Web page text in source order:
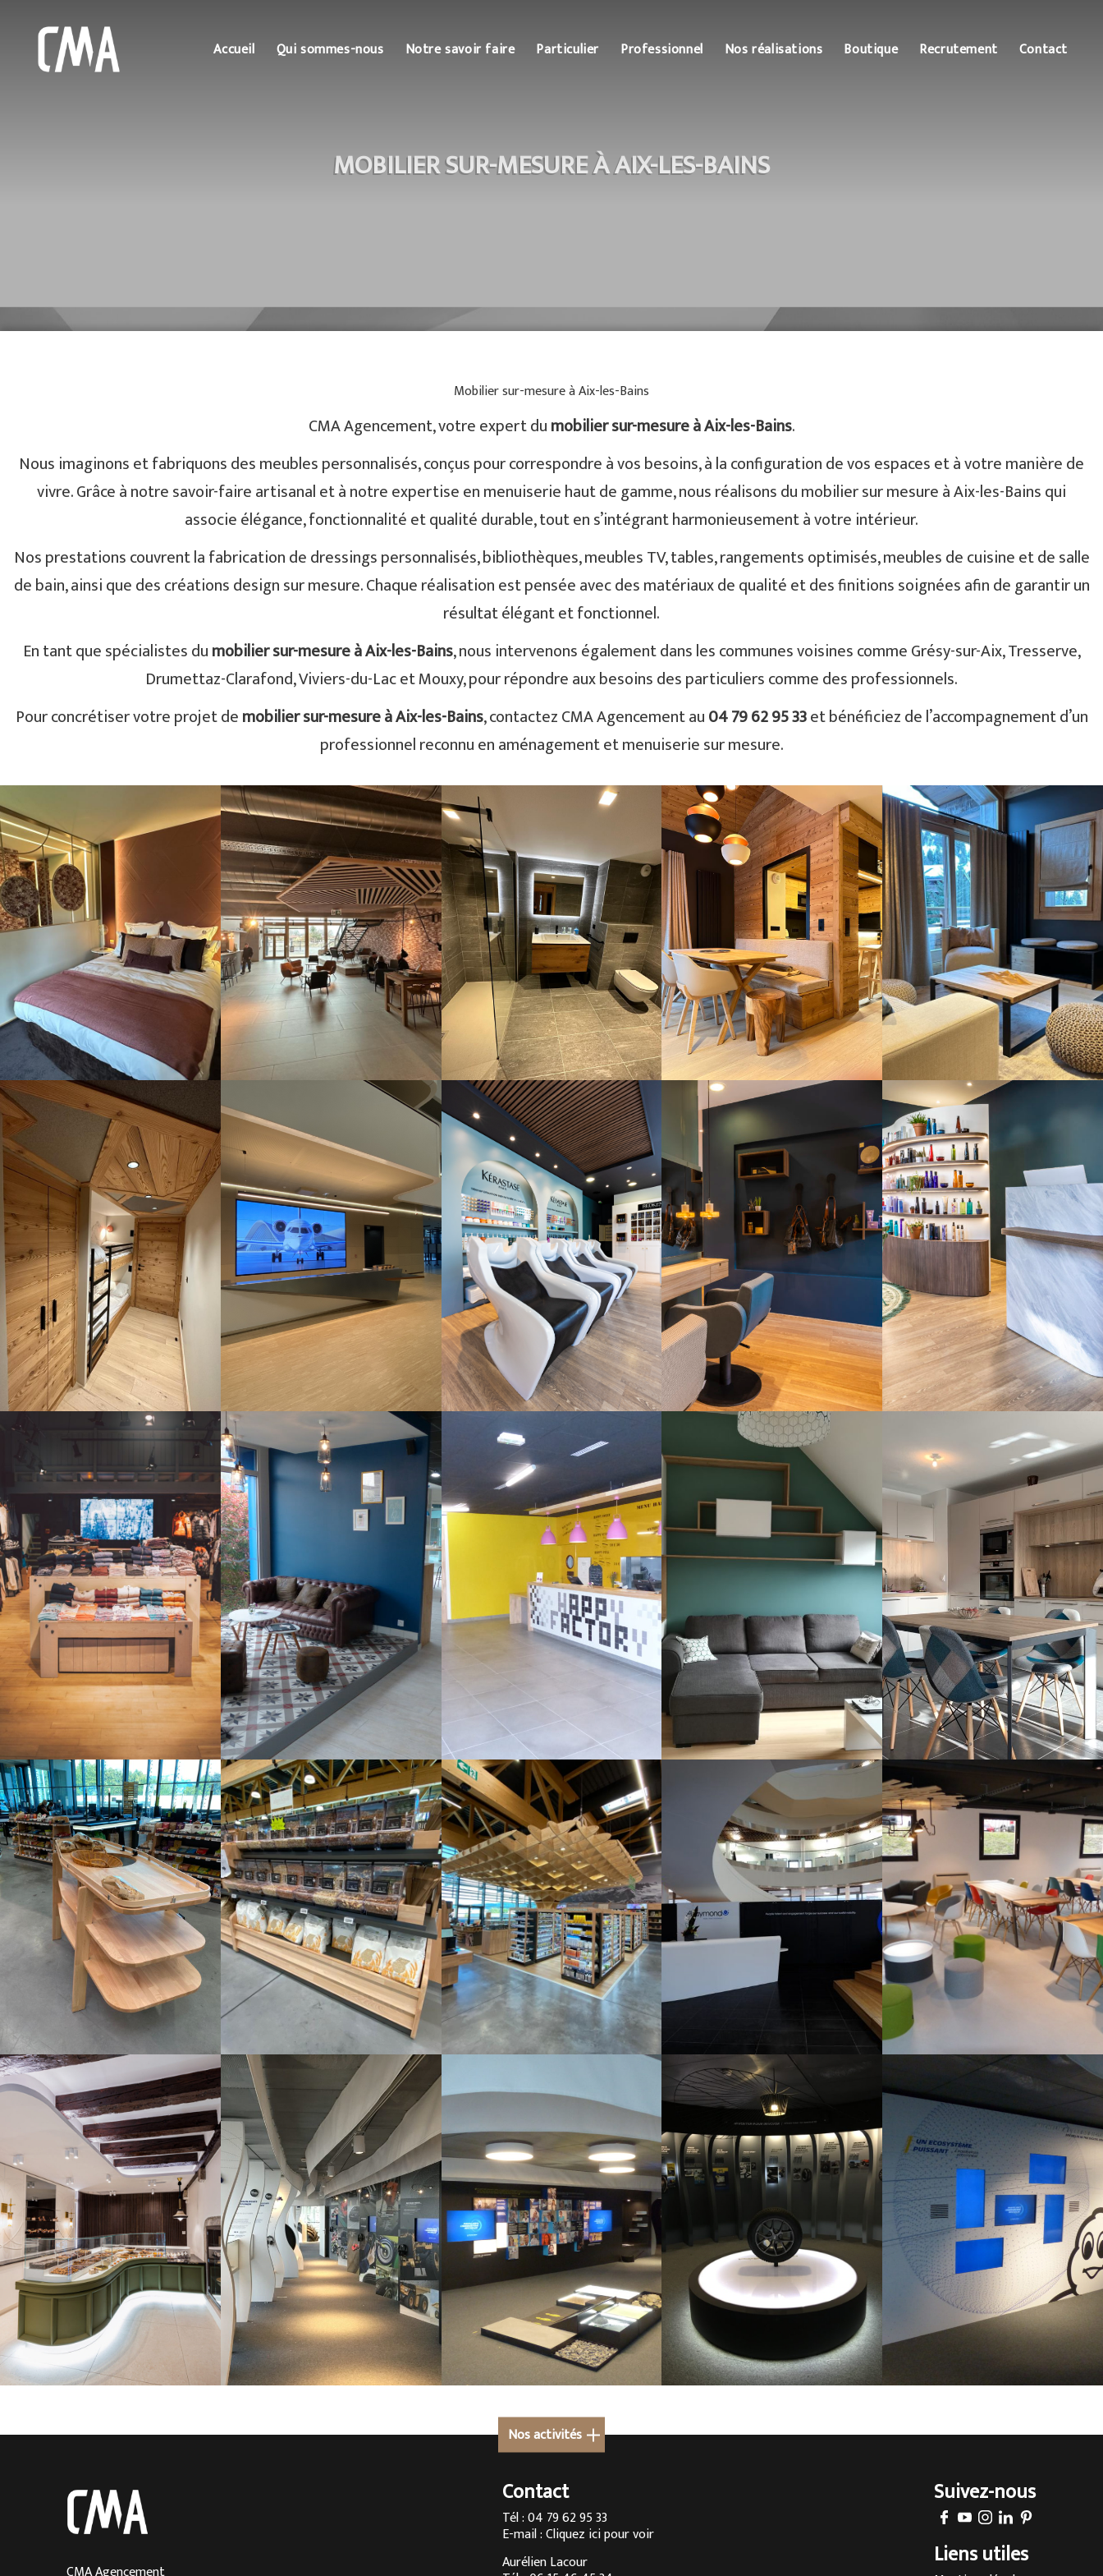
Accueil Qui sommes-nous Notre savoir faire Particulier Professionnel Nos réalisations Boutique Recrutement Contact
MOBILIER SUR-MESURE À AIX-LES-BAINS
Mobilier sur-mesure à Aix-les-Bains
CMA Agencement, votre expert dumobilier sur-mesure à Aix-les-Bains.
Nous imaginons et fabriquons des meubles personnalisés, conçus pour correspondre à vos besoins, à la configuration de vos espaces et à votre manière de
vivre. Grâce à notre savoir-faire artisanal et à notre expertise en menuiserie haut de gamme, nous réalisons du mobilier sur mesure à Aix-les-Bains qui
associe élégance, fonctionnalité et qualité durable, tout en s’intégrant harmonieusement à votre intérieur.
Nos prestations couvrent la fabrication de dressings personnalisés, bibliothèques, meubles TV, tables, rangements optimisés, meubles de cuisine et de salle
de bain, ainsi que des créations design sur mesure. Chaque réalisation est pensée avec des matériaux de qualité et des finitions soignées afin de garantir un
résultat élégant et fonctionnel.
En tant que spécialistes dumobilier sur-mesure à Aix-les-Bains, nous intervenons également dans les communes voisines comme Grésy-sur-Aix, Tresserve,
Drumettaz-Clarafond, Viviers-du-Lac et Mouxy, pour répondre aux besoins des particuliers comme des professionnels.
Pour concrétiser votre projet demobilier sur-mesure à Aix-les-Bains, contactez CMA Agencement au04 79 62 95 33et bénéficiez de l’accompagnement d’un
professionnel reconnu en aménagement et menuiserie sur mesure.
Nos activités
Cuisine sur mesure à Aix-les-Bains
Cuisine sur mesure à Chambéry
Menuisier à Chambéry
Agencement d’intérieur à Annecy
Entreprise de menuiserie à Grenoble
Agencement d’intérieur en Savoie
Contact
Tél : 04 79 62 95 33
E-mail :Cliquez ici pour voir
Aurélien Lacour
Suivez-nous
Liens utiles